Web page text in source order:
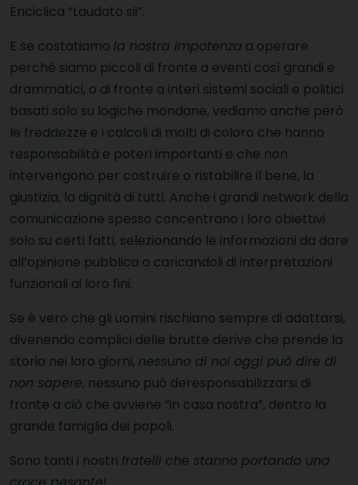
Enciclica “Laudato sii”.
E se costatiamo la nostra impotenza a operare
perché siamo piccoli di fronte a eventi così grandi e
drammatici, o di fronte a interi sistemi sociali e politici
basati solo su logiche mondane, vediamo anche però
le freddezze e i calcoli di molti di coloro che hanno
responsabilità e poteri importanti e che non
intervengono per costruire o ristabilire il bene, la
giustizia, la dignità di tutti. Anche i grandi network della
comunicazione spesso concentrano i loro obiettivi
solo su certi fatti, selezionando le informazioni da dare
all’opinione pubblica o caricandoli di interpretazioni
funzionali ai loro fini.
Se è vero che gli uomini rischiano sempre di adattarsi,
divenendo complici delle brutte derive che prende la
storia nei loro giorni, nessuno di noi oggi può dire di
non sapere, nessuno può deresponsabilizzarsi di
fronte a ciò che avviene “in casa nostra”, dentro la
grande famiglia dei popoli.
Sono tanti i nostri fratelli che stanno portando una